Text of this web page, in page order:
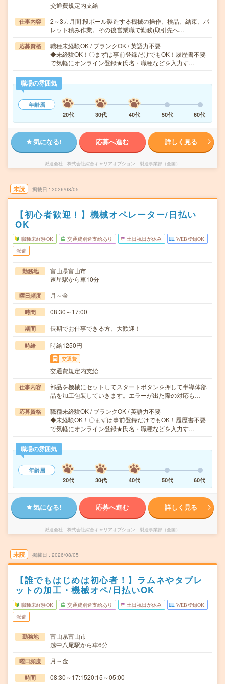
交通費規定内支給
仕事内容
2～3カ月間:段ボール製造する機械の操作、検品、結束、パ
レット積み作業。その後営業職で勤務(取引先へ…
応募資格
職種未経験OK / ブランクOK / 英語力不要
◆未経験OK！〇まずは事前登録だけでもOK！履歴書不要
で気軽にオンライン登録★氏名・職種などを入力す…
職場の雰囲気
年齢層
20代
30代 40代 50代 60代
気になる! 応募へ進む 詳しく見る
派遣会社 株式会社綜合キャリアオプション 製造事業部（全国）
未読 掲載日 2026/08/05
【初心者歓迎！】機械オペレーター/日払い
OK
職種未経験OK 交通費別途支給あり 土日祝日が休み WEB登録OK
派遣
勤務地
富山県富山市
速星駅から車10分
曜日頻度 月～金
時間 08:30～17:00
期間 長期でお仕事できる方、大歓迎！
時給 時給1250円
交通費
交通費規定内支給
仕事内容
部品を機械にセットしてスタートボタンを押して半導体部
品を加工包装していきます。エラーが出た際の対応も…
応募資格
職種未経験OK / ブランクOK / 英語力不要
◆未経験OK！〇まずは事前登録だけでもOK！履歴書不要
で気軽にオンライン登録★氏名・職種などを入力す…
職場の雰囲気
年齢層
20代
30代 40代 50代 60代
気になる! 応募へ進む 詳しく見る
派遣会社 株式会社綜合キャリアオプション 製造事業部（全国）
未読 掲載日 2026/08/05
【誰でもはじめは初心者！】ラムネやタブレ
ットの加工・機械オペ/日払いOK
職種未経験OK 交通費別途支給あり 土日祝日が休み WEB登録OK
派遣
勤務地
富山県富山市
越中八尾駅から車6分
曜日頻度 月～金
時間 08:30～17:1520:15～05:00